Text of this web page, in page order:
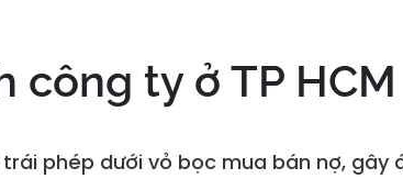
công ty ở TP HCM
phép dưới vỏ bọc mua bán nợ, gây